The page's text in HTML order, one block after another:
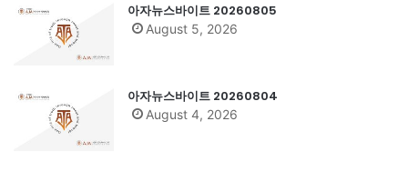
아자뉴스바이트 20260805
August 5, 2026
아자뉴스바이트 20260804
August 4, 2026